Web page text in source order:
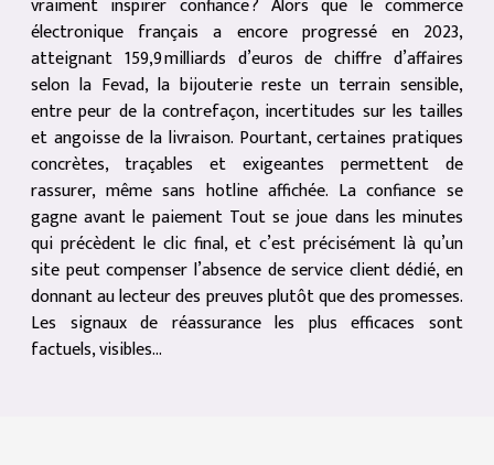
vraiment inspirer confiance ? Alors que le commerce
électronique français a encore progressé en 2023,
atteignant 159,9 milliards d’euros de chiffre d’affaires
selon la Fevad, la bijouterie reste un terrain sensible,
entre peur de la contrefaçon, incertitudes sur les tailles
et angoisse de la livraison. Pourtant, certaines pratiques
concrètes, traçables et exigeantes permettent de
rassurer, même sans hotline affichée. La confiance se
gagne avant le paiement Tout se joue dans les minutes
qui précèdent le clic final, et c’est précisément là qu’un
site peut compenser l’absence de service client dédié, en
donnant au lecteur des preuves plutôt que des promesses.
Les signaux de réassurance les plus efficaces sont
factuels, visibles...